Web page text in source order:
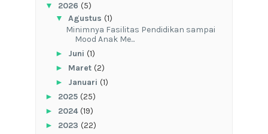
▼ 2026 (5)
▼ Agustus (1)
‎Minimnya Fasilitas Pendidikan sampai
Mood Anak Me...
► Juni (1)
► Maret (2)
► Januari (1)
► 2025 (25)
► 2024(19)
► 2023 (22)